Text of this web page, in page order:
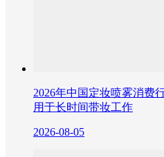
2026年中国定妆喷雾消费
用于长时间带妆工作
2026-08-05